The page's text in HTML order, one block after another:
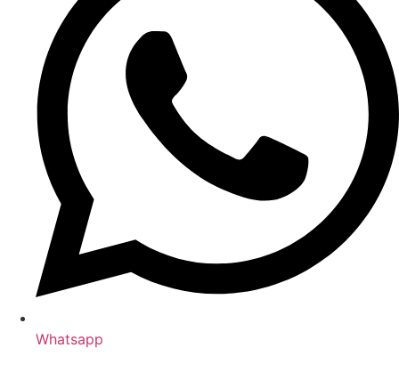
Whatsapp